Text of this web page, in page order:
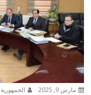
مارس 9, 2025 الجمهورية